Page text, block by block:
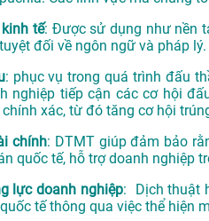
tế: Được sử dụng như nền
đối về ngôn ngữ và pháp lý.
: phục vụ trong quá trình đấu
nghiệp tiếp cận các cơ hội
xác, từ đó tăng cơ hội
chính: DTMT giúp đảm bảo
quốc tế, hỗ trợ doanh nghiệp
lực doanh nghiệp: Dịch thuật
tế thông qua việc thể hiện